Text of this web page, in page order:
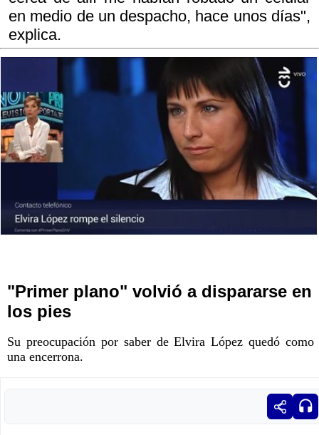
en medio de un despacho, hace unos días",
explica.
"Primer plano" volvió a dispararse en
los pies
Su preocupación por saber de Elvira López quedó como
una encerrona.